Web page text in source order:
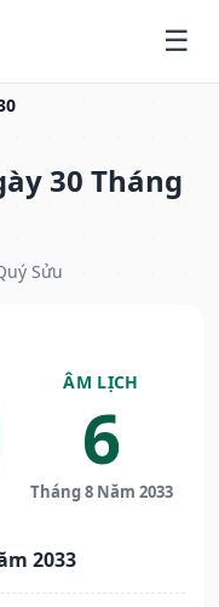
30 Tháng
Sửu
ÂM LỊCH
6
Tháng 8 Năm 2033
2033